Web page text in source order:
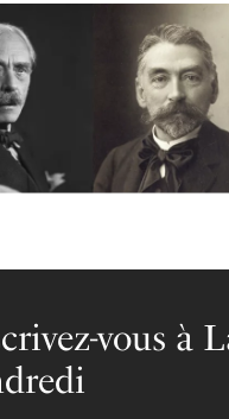
vous à